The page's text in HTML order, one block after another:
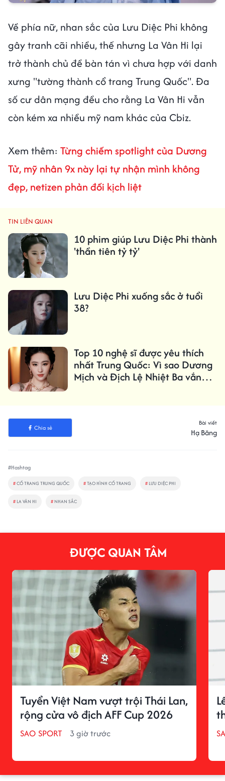
Về phía nữ, nhan sắc của Lưu Diệc Phi không
gây tranh cãi nhiều, thế nhưng La Vân Hi lại
trở thành chủ đề bàn tán vì chưa hợp với danh
xưng "tường thành cổ trang Trung Quốc". Đa
số cư dân mạng đều cho rằng La Vân Hi vẫn
còn kém xa nhiều mỹ nam khác của Cbiz.
Xem thêm: Từng chiếm spotlight của Dương
Tử, mỹ nhân 9x này lại tự nhận mình không
đẹp, netizen phản đối kịch liệt
TIN LIÊN QUAN
10 phim giúp Lưu Diệc Phi thành
'thần tiên tỷ tỷ'
Lưu Diệc Phi xuống sắc ở tuổi
38?
Top 10 nghệ sĩ được yêu thích
nhất Trung Quốc: Vì sao Dương
Mịch và Địch Lệ Nhiệt Ba vắng
Chia sẻ
Bài viết
Hạ Băng
#Hashtag
#CỔ TRANG TRUNG QUỐC #TẠO HÌNH CỔ TRANG # LƯU DIỆC PHI
# LA VÂN HI # NHAN SẮC
ĐƯỢC QUAN TÂM
Tuyển Việt Nam vượt trội Thái Lan,
rộng cửa vô địch AFF Cup 2026
SAO SPORT 3 giờ trước